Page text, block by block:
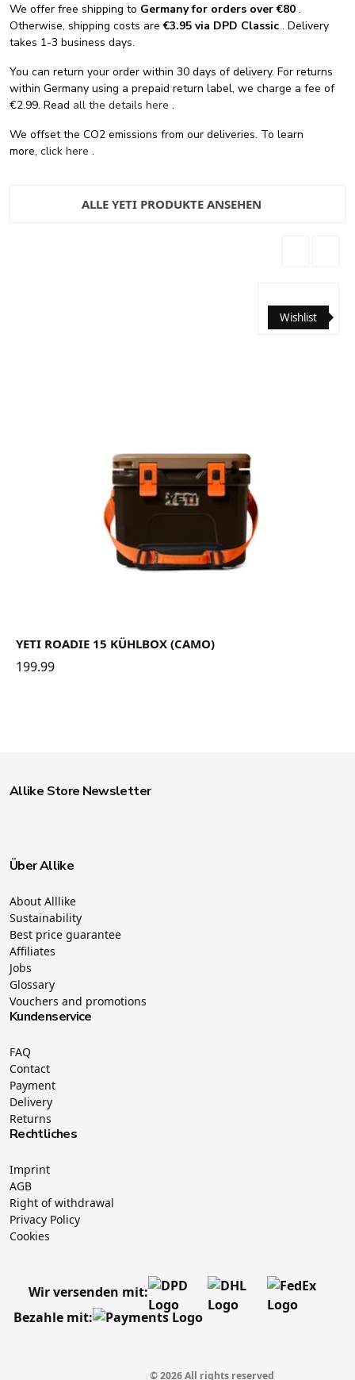
We offer free shipping to Germany for orders over €80 .
Otherwise, shipping costs are€3.95 via DPD Classic . Delivery
takes 1-3 business days.
You can return your order within 30 days of delivery. For returns
within Germany using a prepaid return label, we charge a fee of
€2.99. Read all the details here .
We offset the CO2 emissions from our deliveries. To learn
more, click here .
ALLE YETI PRODUKTE ANSEHEN
Wishlist
YETI ROADIE 15 KÜHLBOX (CAMO)
199.99
Allike Store Newsletter
Über Allike
About Alllike
Sustainability
Best price guarantee
Affiliates
Jobs
Glossary
Vouchers and promotions
Kundenservice
FAQ
Contact
Payment
Delivery
Returns
Rechtliches
Imprint
AGB
Right of withdrawal
Privacy Policy
Cookies
Wir versenden mit:
Bezahle mit:
© 2026 All rights reserved